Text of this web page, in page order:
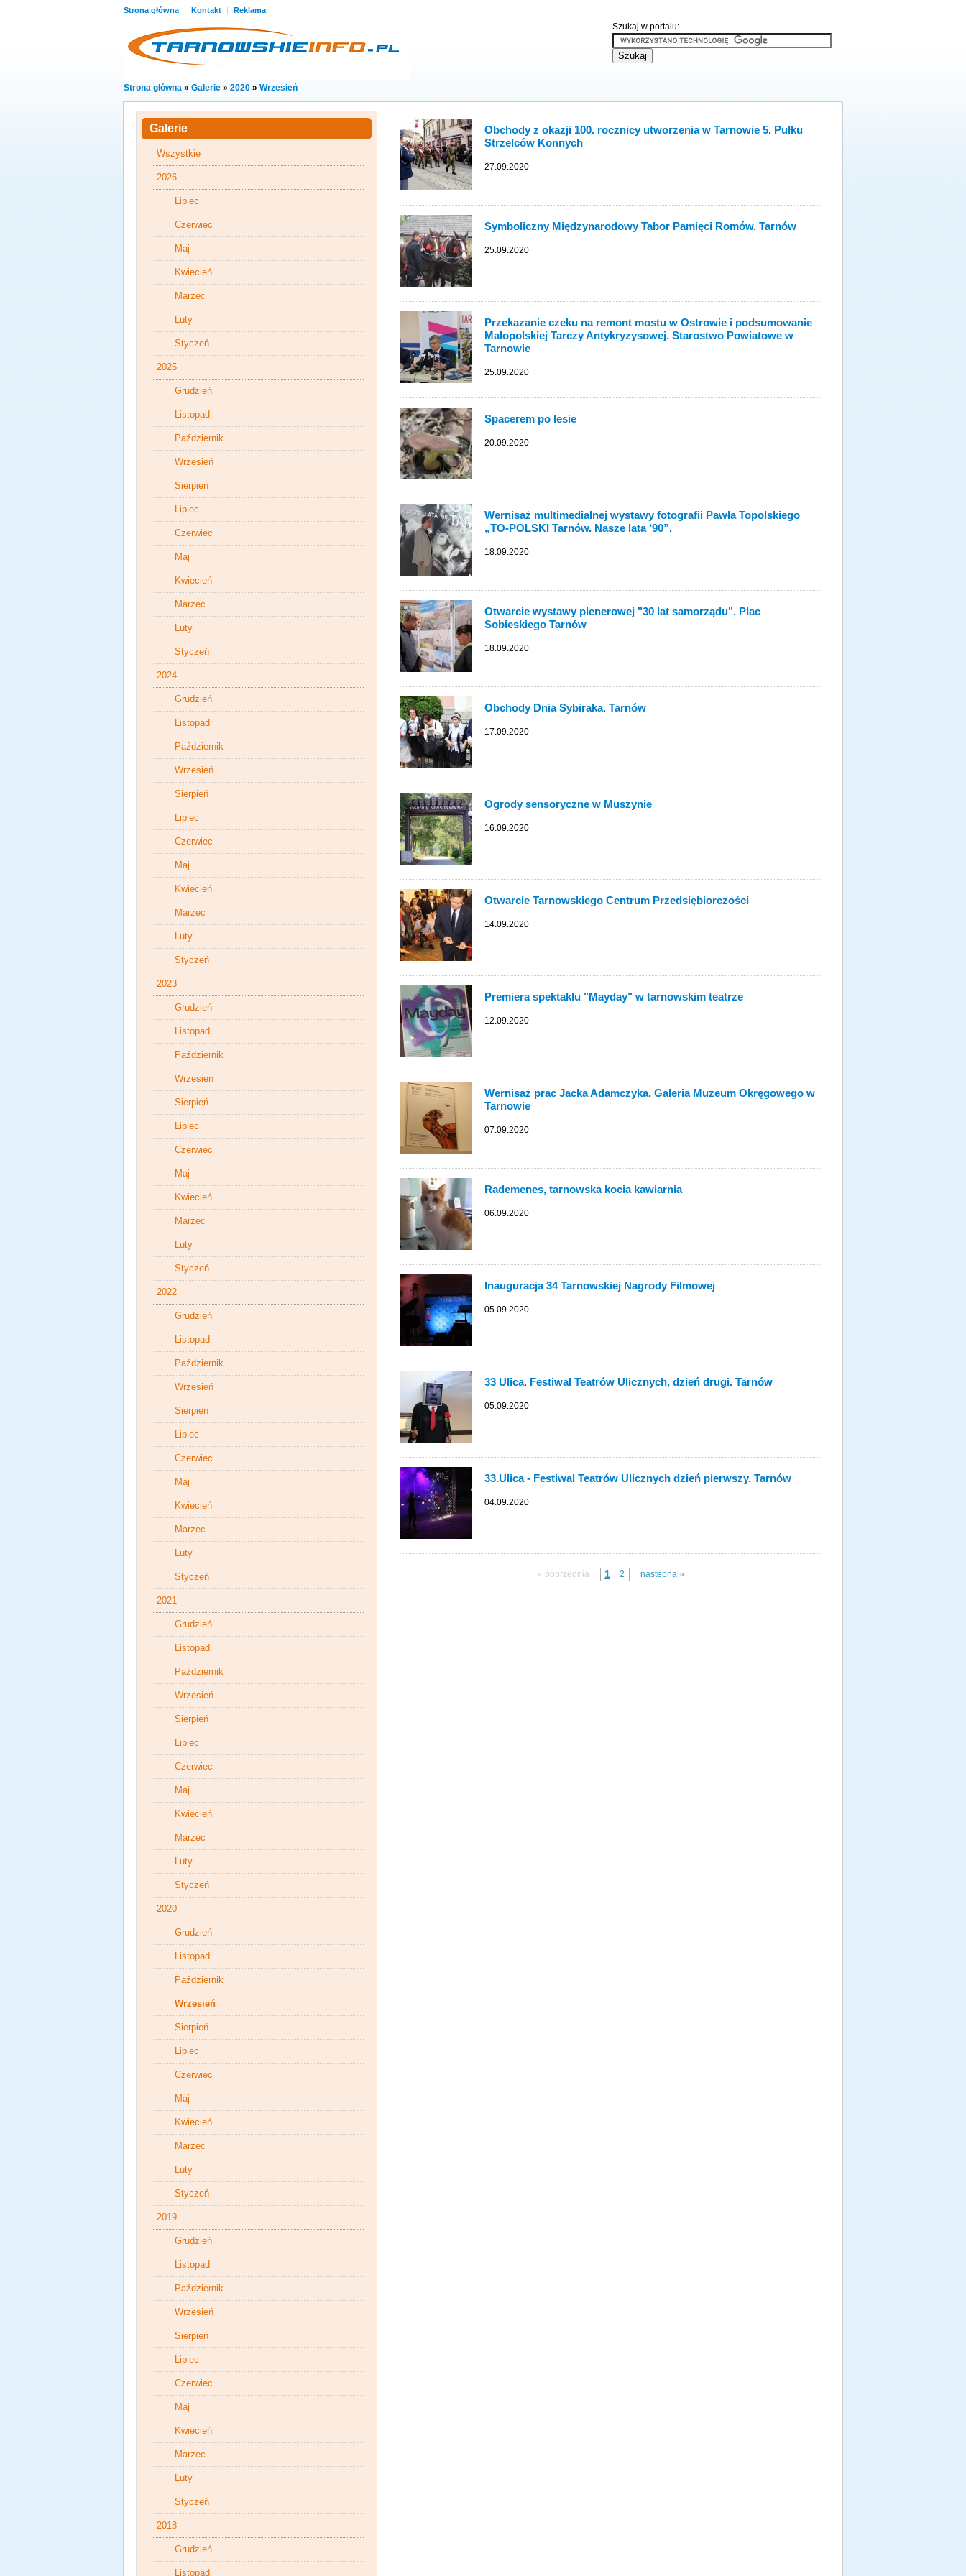
Strona główna | Kontakt | Reklama
Szukaj w portalu:
Strona główna » Galerie » 2020 » Wrzesień
Obchody z okazji 100. rocznicy utworzenia w Tarnowie 5. Pułku
Strzelców Konnych
27.09.2020
Symboliczny Międzynarodowy Tabor Pamięci Romów. Tarnów
25.09.2020
Przekazanie czeku na remont mostu w Ostrowie i podsumowanie
Małopolskiej Tarczy Antykryzysowej. Starostwo Powiatowe w
Tarnowie
25.09.2020
Spacerem po lesie
20.09.2020
Wernisaż multimedialnej wystawy fotografii Pawła Topolskiego
„TO-POLSKI Tarnów. Nasze lata ‘90”.
18.09.2020
Otwarcie wystawy plenerowej "30 lat samorządu". Plac
Sobieskiego Tarnów
18.09.2020
Obchody Dnia Sybiraka. Tarnów
17.09.2020
Ogrody sensoryczne w Muszynie
16.09.2020
Otwarcie Tarnowskiego Centrum Przedsiębiorczości
14.09.2020
Premiera spektaklu "Mayday" w tarnowskim teatrze
12.09.2020
Wernisaż prac Jacka Adamczyka. Galeria Muzeum Okręgowego w
Tarnowie
07.09.2020
Rademenes, tarnowska kocia kawiarnia
06.09.2020
Inauguracja 34 Tarnowskiej Nagrody Filmowej
05.09.2020
33 Ulica. Festiwal Teatrów Ulicznych, dzień drugi. Tarnów
05.09.2020
33.Ulica - Festiwal Teatrów Ulicznych dzień pierwszy. Tarnów
04.09.2020
« poprzednia 1 2 nastepna »
Galerie
Wszystkie
2026
Lipiec
Czerwiec
Maj
Kwiecień
Marzec
Luty
Styczeń
2025
Grudzień
Listopad
Październik
Wrzesień
Sierpień
Lipiec
Czerwiec
Maj
Kwiecień
Marzec
Luty
Styczeń
2024
Grudzień
Listopad
Październik
Wrzesień
Sierpień
Lipiec
Czerwiec
Maj
Kwiecień
Marzec
Luty
Styczeń
2023
Grudzień
Listopad
Październik
Wrzesień
Sierpień
Lipiec
Czerwiec
Maj
Kwiecień
Marzec
Luty
Styczeń
2022
Grudzień
Listopad
Październik
Wrzesień
Sierpień
Lipiec
Czerwiec
Maj
Kwiecień
Marzec
Luty
Styczeń
2021
Grudzień
Listopad
Październik
Wrzesień
Sierpień
Lipiec
Czerwiec
Maj
Kwiecień
Marzec
Luty
Styczeń
2020
Grudzień
Listopad
Październik
Wrzesień
Sierpień
Lipiec
Czerwiec
Maj
Kwiecień
Marzec
Luty
Styczeń
2019
Grudzień
Listopad
Październik
Wrzesień
Sierpień
Lipiec
Czerwiec
Maj
Kwiecień
Marzec
Luty
Styczeń
2018
Grudzień
Listopad